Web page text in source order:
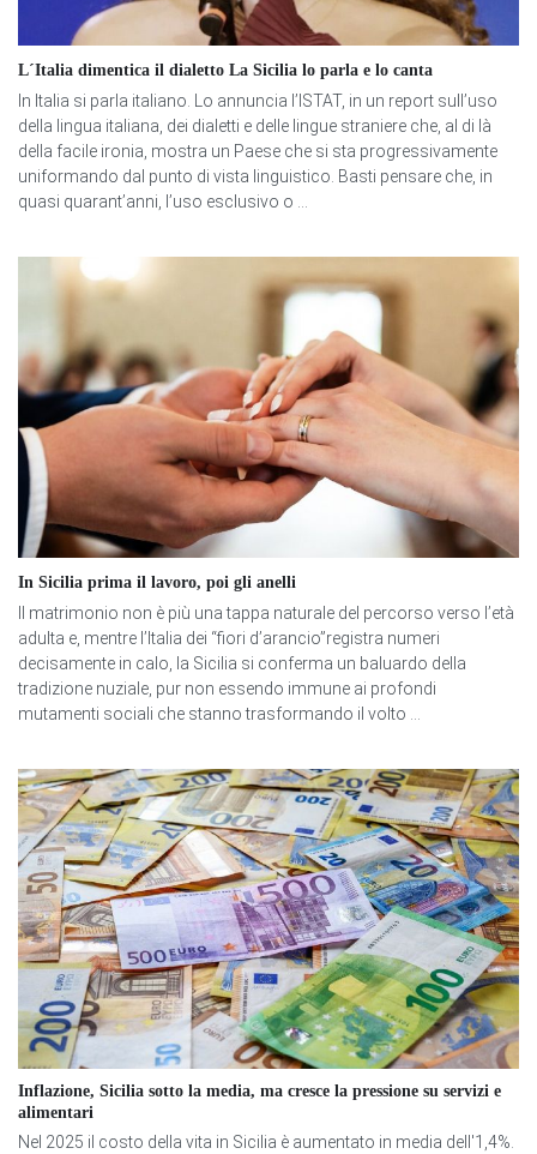
L´Italia dimentica il dialetto La Sicilia lo parla e lo canta
In Italia si parla italiano. Lo annuncia l’ISTAT, in un report sull’uso
della lingua italiana, dei dialetti e delle lingue straniere che, al di là
della facile ironia, mostra un Paese che si sta progressivamente
uniformando dal punto di vista linguistico. Basti pensare che, in
quasi quarant’anni, l’uso esclusivo o ...
In Sicilia prima il lavoro, poi gli anelli
Il matrimonio non è più una tappa naturale del percorso verso l’età
adulta e, mentre l’Italia dei “fiori d’arancio”registra numeri
decisamente in calo, la Sicilia si conferma un baluardo della
tradizione nuziale, pur non essendo immune ai profondi
mutamenti sociali che stanno trasformando il volto ...
Inflazione, Sicilia sotto la media, ma cresce la pressione su servizi e
alimentari
Nel 2025 il costo della vita in Sicilia è aumentato in media dell'1,4%.